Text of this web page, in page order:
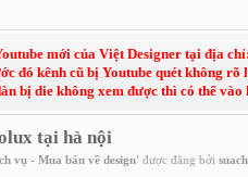
mới của Việt Designer tại địa chỉ:
đó kênh cũ bị Youtube quét không
bị die không xem được thì có thể vào
tại hà nội
vụ - Mua bán về design' được đăng bởi